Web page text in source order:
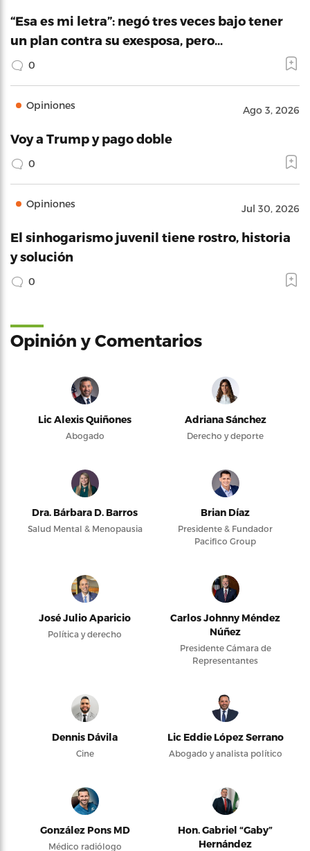
“Esa es mi letra”: negó tres veces bajo tener
un plan contra su exesposa, pero…
0
Opiniones Ago 3, 2026
Voy a Trump y pago doble
0
Opiniones Jul 30, 2026
El sinhogarismo juvenil tiene rostro, historia
y solución
0
Opinión y Comentarios
Lic Alexis Quiñones
Abogado
Adriana Sánchez
Derecho y deporte
Dra. Bárbara D. Barros
Salud Mental & Menopausia
Brian Díaz
Presidente & Fundador
Pacifico Group
José Julio Aparicio
Política y derecho
Carlos Johnny Méndez
Núñez
Presidente Cámara de
Representantes
Dennis Dávila
Cine
Lic Eddie López Serrano
Abogado y analista político
González Pons MD
Médico radiólogo
Hon. Gabriel “Gaby”
Hernández